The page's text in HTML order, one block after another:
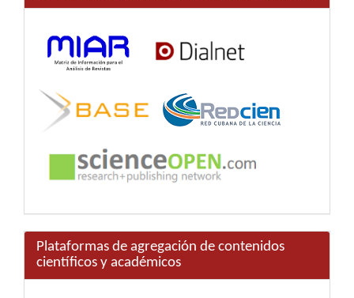
Plataformas de agregación de contenidos
científicos y académicos